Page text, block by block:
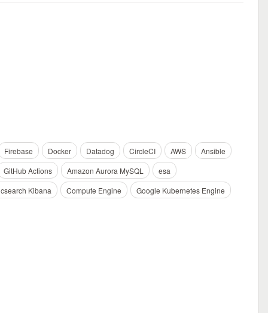
Firebase Docker Datadog CircleCI AWS
Ansible
GitHub Actions Amazon Aurora MySQL
esa
Kibana Compute Engine
Google Kubernetes Engine